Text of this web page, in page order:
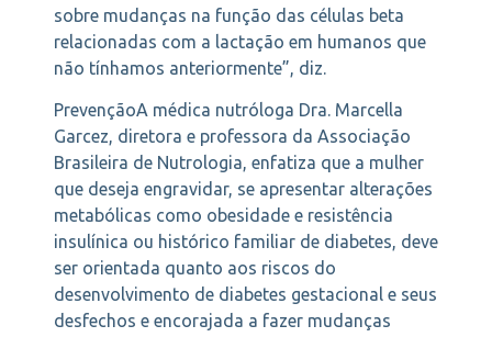
sobre mudanças na função das células beta
relacionadas com a lactação em humanos que
não tínhamos anteriormente”, diz.
PrevençãoA médica nutróloga Dra. Marcella
Garcez, diretora e professora da Associação
Brasileira de Nutrologia, enfatiza que a mulher
que deseja engravidar, se apresentar alterações
metabólicas como obesidade e resistência
insulínica ou histórico familiar de diabetes, deve
ser orientada quanto aos riscos do
desenvolvimento de diabetes gestacional e seus
desfechos e encorajada a fazer mudanças